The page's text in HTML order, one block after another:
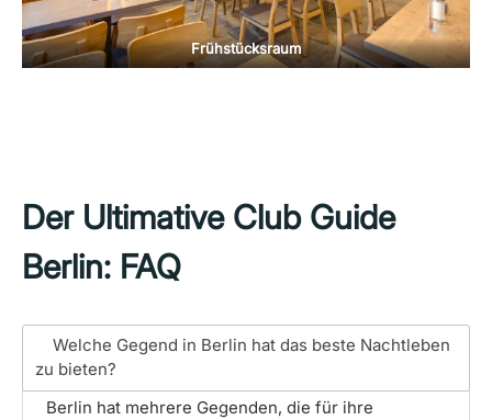
Frühstücksraum
Der Ultimative Club Guide
Berlin: FAQ
Welche Gegend in Berlin hat das beste Nachtleben
zu bieten?
Berlin hat mehrere Gegenden, die für ihre